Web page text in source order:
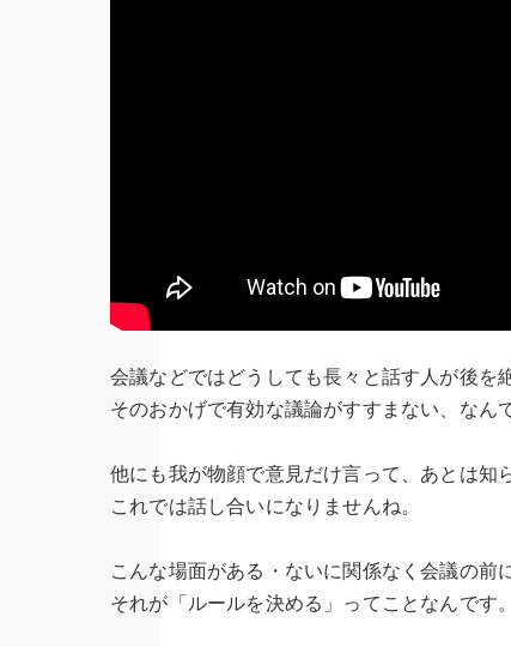
会議などではどうしても長々と話す人が後を
そのおかげで有効な議論がすすまない、なん
他にも我が物顔で意見だけ言って、あとは知
これでは話し合いになりませんね。
こんな場面がある・ないに関係なく会議の前
それが「ルールを決める」ってことなんです。